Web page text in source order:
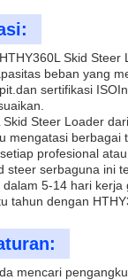
Skid
beban yang
sertifikasi
Skid Steer Loader
mengatasi berbagai
profesional
steer serbaguna ini
5-14 hari kerja
tahun dengan
mencari